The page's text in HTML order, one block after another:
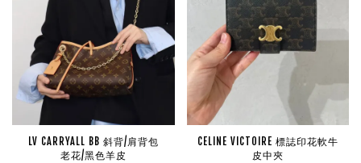
LV CARRYALL BB 斜背/肩背包
老花/黑色羊皮
CELINE VICTOIRE 標誌印花軟牛
皮中夾